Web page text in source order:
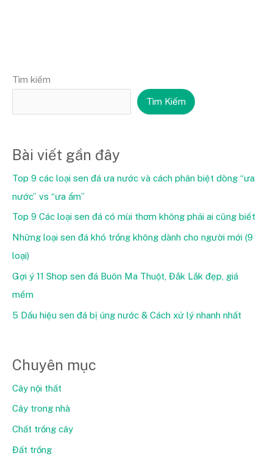
Tìm kiếm
Tìm Kiếm
Bài viết gần đây
Top 9 các loại sen đá ưa nước và cách phân biệt dòng “ưa
nước” vs “ưa ẩm”
Top 9 Các loại sen đá có mùi thơm không phải ai cũng biết
Những loại sen đá khó trồng không dành cho người mới (9
loại)
Gợi ý 11 Shop sen đá Buôn Ma Thuột, Đắk Lắk đẹp, giá
mềm
5 Dấu hiệu sen đá bị úng nước & Cách xử lý nhanh nhất
Chuyên mục
Cây nội thất
Cây trong nhà
Chất trồng cây
Đất trồng